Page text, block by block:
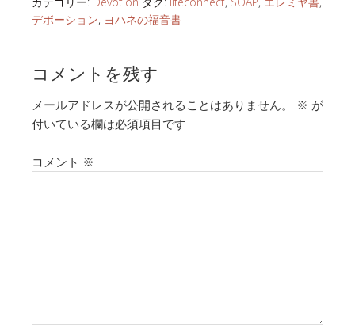
デボーション, ヨハネの福音書
コメントを残す
メールアドレスが公開されることはありません。 ※ が
付いている欄は必須項目です
コメント ※